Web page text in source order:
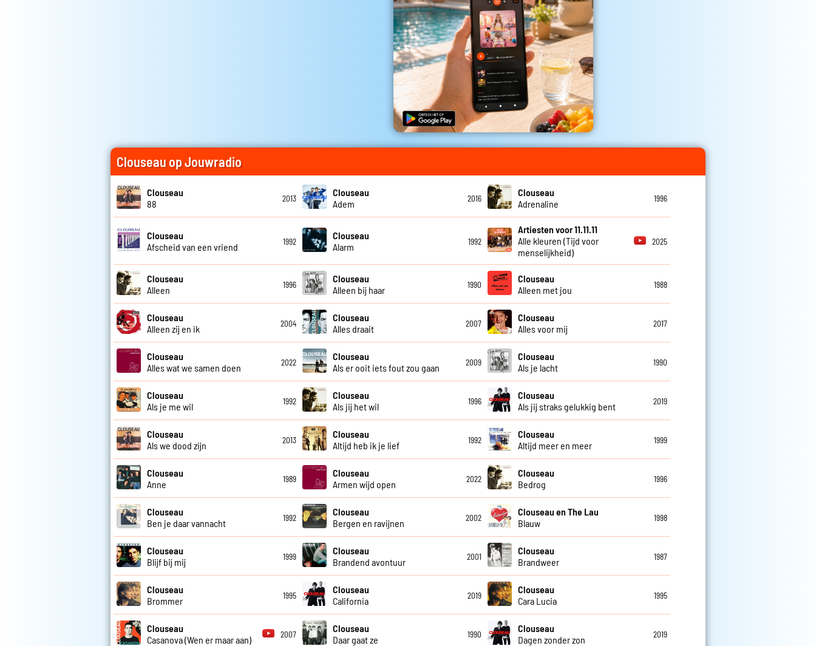
Clouseau op Jouwradio
Clouseau
88
2013
Clouseau
Adem
2016
Clouseau
Adrenaline
1996
Clouseau
Afscheid van een vriend
1992
Clouseau
Alarm
1992
Artiesten voor 11.11.11
Alle kleuren (Tijd voor
menselijkheid)
2025
Clouseau
Alleen
1996
Clouseau
Alleen bij haar
1990
Clouseau
Alleen met jou
1988
Clouseau
Alleen zij en ik
2004
Clouseau
Alles draait
2007
Clouseau
Alles voor mij
2017
Clouseau
Alles wat we samen doen
2022
Clouseau
Als er ooit iets fout zou gaan
2009
Clouseau
Als je lacht
1990
Clouseau
Als je me wil
1992
Clouseau
Als jij het wil
1996
Clouseau
Als jij straks gelukkig bent
2019
Clouseau
Als we dood zijn
2013
Clouseau
Altijd heb ik je lief
1992
Clouseau
Altijd meer en meer
1999
Clouseau
Anne
1989
Clouseau
Armen wijd open
2022
Clouseau
Bedrog
1996
Clouseau
Ben je daar vannacht
1992
Clouseau
Bergen en ravijnen
2002
Clouseau en The Lau
Blauw
1998
Clouseau
Blijf bij mij
1999
Clouseau
Brandend avontuur
2001
Clouseau
Brandweer
1987
Clouseau
Brommer
1995
Clouseau
California
2019
Clouseau
Cara Lucia
1995
Clouseau
Casanova (Wen er maar aan)
2007
Clouseau
Daar gaat ze
1990
Clouseau
Dagen zonder zon
2019